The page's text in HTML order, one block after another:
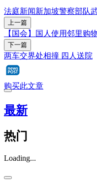
法庭新闻新加坡警察部队
上一篇
【国会】国人使用邻里购
下一篇
两车交界处相撞 四人送院
购买此文章
最新
热门
Loading...